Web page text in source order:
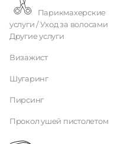
услуги / Уход за волосами
Другие услуги
Визажист
Шугаринг
Пирсинг
Прокол ушей пистолетом